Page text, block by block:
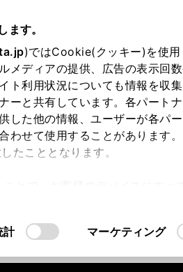
す。
)ではCookie(クッキー)を使用
メディアの提供、広告の表示回
ト利用状況についても情報を収
ーと共有しています。各パート
した他の情報、ユーザーが各パ
わせて使用することがあります
たこととなります。
計 マーケティング